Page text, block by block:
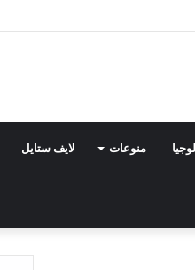
منوعات لايف ستايل